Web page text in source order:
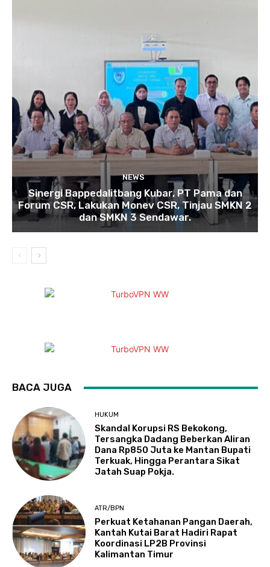
NEWS
Sinergi Bappedalitbang Kubar, PT Pama dan
Forum CSR, Lakukan Monev CSR, Tinjau SMKN 2
dan SMKN 3 Sendawar.
BACA JUGA
HUKUM
Skandal Korupsi RS Bekokong,
Tersangka Dadang Beberkan Aliran
Dana Rp850 Juta ke Mantan Bupati
Terkuak, Hingga Perantara Sikat
Jatah Suap Pokja.
ATR/BPN
Perkuat Ketahanan Pangan Daerah,
Kantah Kutai Barat Hadiri Rapat
Koordinasi LP2B Provinsi
Kalimantan Timur